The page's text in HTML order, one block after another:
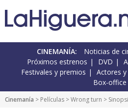
CINEMANÍA: Noticias de
Próximos estrenos
DVD
Festivales y premios
Actores
Box-office
Cinemanía > Películas >Wrong turn >